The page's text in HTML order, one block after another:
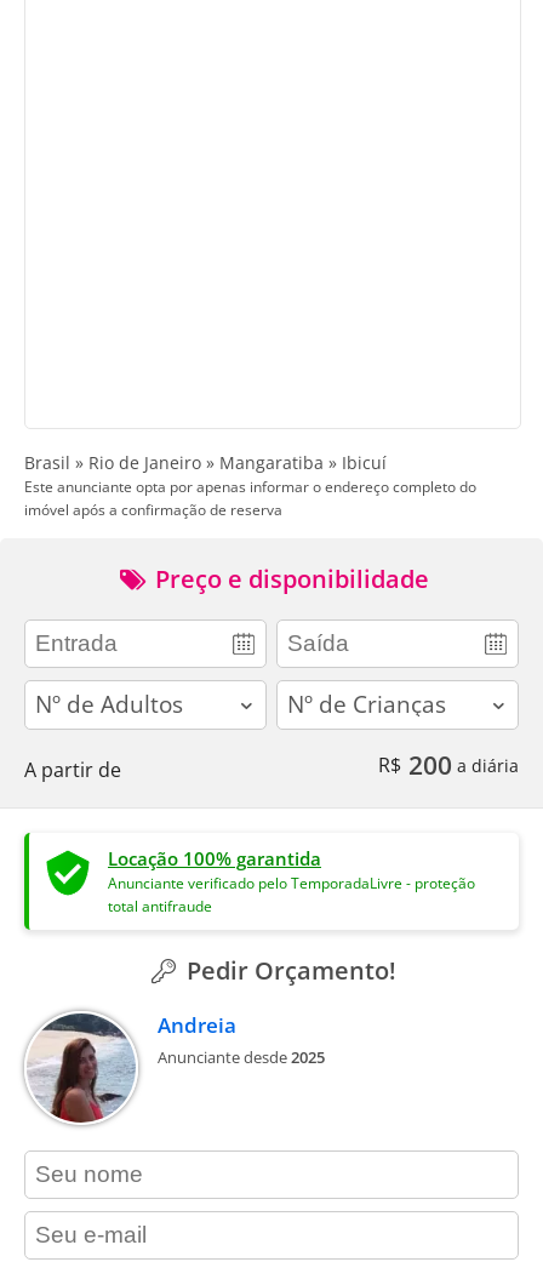
Brasil » Rio de Janeiro » Mangaratiba » Ibicuí
Este anunciante opta por apenas informar o endereço completo do
imóvel após a confirmação de reserva
Preço e disponibilidade
adults children
A partir de R$ 200 a diária
Locação 100% garantida
Anunciante verificado pelo TemporadaLivre - proteção
total antifraude
Pedir Orçamento!
Andreia
Anunciante desde2025
contact_name
contact_email